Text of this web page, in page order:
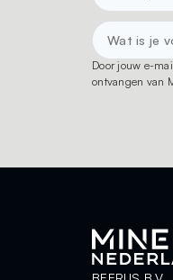
Door jouw e-
ontvangen van